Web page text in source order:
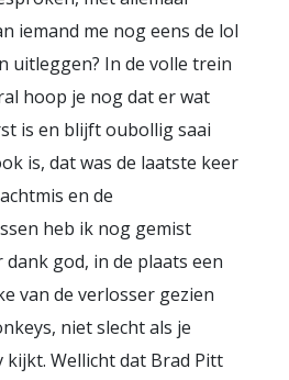
iemand me nog eens de lol
uitleggen? In de volle trein
hoop je nog dat er wat
is en blijft oubollig saai
is, dat was de laatste keer
en de
heb ik nog gemist
god, in de plaats een
van de verlosser gezien
niet slecht als je
Wellicht dat Brad Pitt